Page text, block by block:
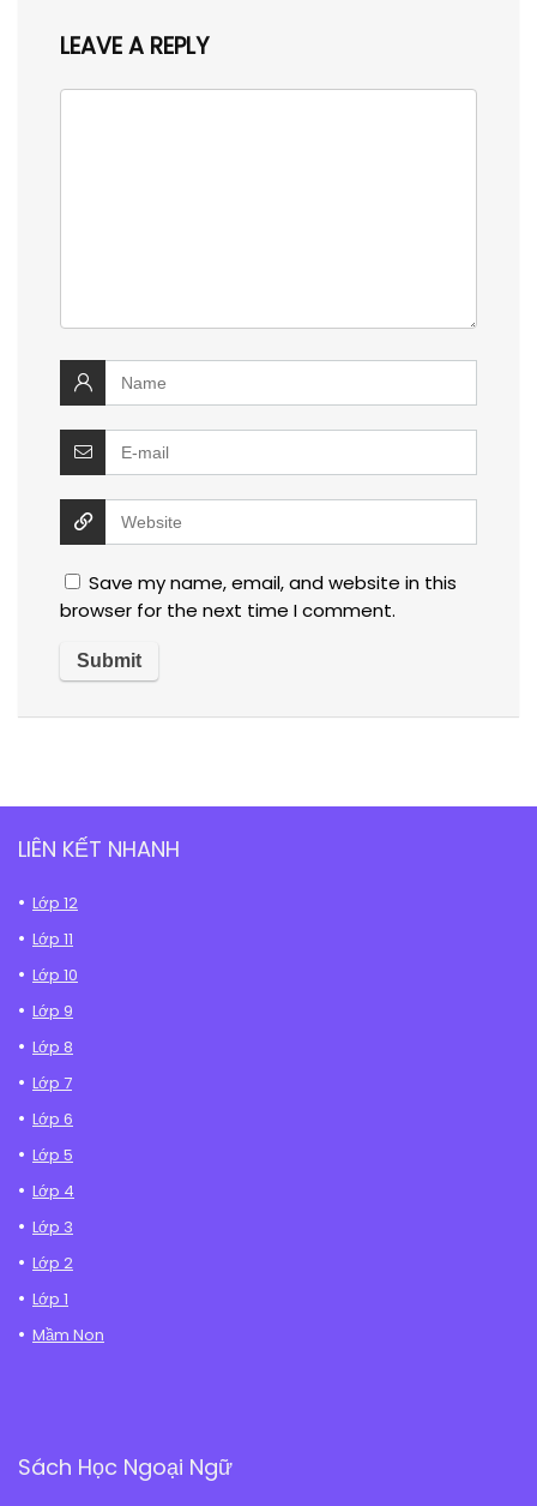
LEAVE A REPLY
Save my name, email, and website in this
browser for the next time I comment.
LIÊN KẾT NHANH
Lớp 12
Lớp 11
Lớp 10
Lớp 9
Lớp 8
Lớp 7
Lớp 6
Lớp 5
Lớp 4
Lớp 3
Lớp 2
Lớp 1
Mầm Non
Sách Học Ngoại Ngữ